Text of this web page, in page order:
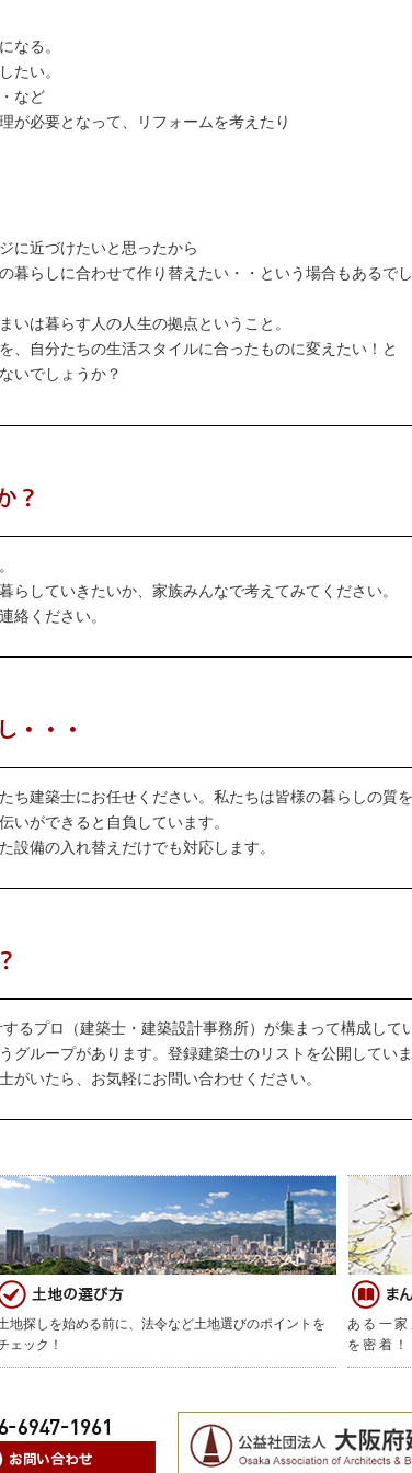
なる。
たい。
など
が必要となって、リフォームを考えたり
に近づけたいと思ったから
暮らしに合わせて作り替えたい・・という場合もあるで
いは暮らす人の人生の拠点ということ。
、自分たちの生活スタイルに合ったものに変えたい！と
いでしょうか？
らしていきたいか、家族みんなで考えてみてください。
絡ください。
ち建築士にお任せください。私たちは皆様の暮らしの質
いができると自負しています。
設備の入れ替えだけでも対応します。
るプロ（建築士・建築設計事務所）が集まって構成して
グループがあります。登録建築士のリストを公開してい
がいたら、お気軽にお問い合わせください。
地探しを始める前に、法令など土地選びのポイントを
ェック！
ある一
を密着！